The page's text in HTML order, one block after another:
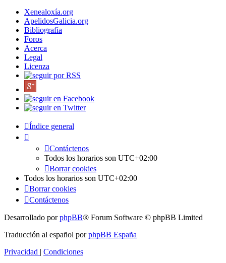
Xenealoxía.org
ApelidosGalicia.org
Bibliografía
Foros
Acerca
Legal
Licenza
Índice general
Contáctenos
Todos los horarios son UTC+02:00
Borrar cookies
Todos los horarios son UTC+02:00
Borrar cookies
Contáctenos
Desarrollado porphpBB® Forum Software © phpBB Limited
Traducción al español porphpBB España
Privacidad
Condiciones